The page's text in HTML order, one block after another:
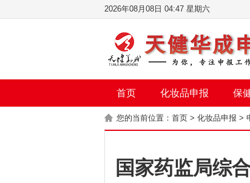
2026年08月08日 04:47 星期六
首页 化妆品申报 保
您的当前位置： 首页 > 化妆品申报 >
国家药监局综